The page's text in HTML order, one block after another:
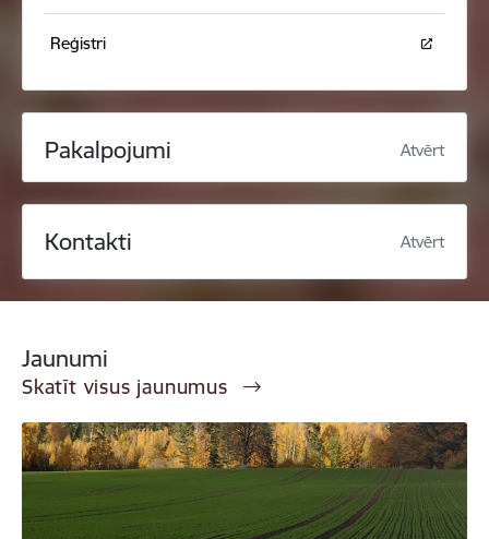
Reģistri
Pakalpojumi Atvērt
Kontakti Atvērt
Jaunumi
Skatīt visus jaunumus